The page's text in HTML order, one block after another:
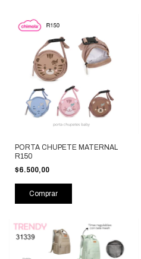
PORTA CHUPETE MATERNAL
R150
$6.500,00
Comprar